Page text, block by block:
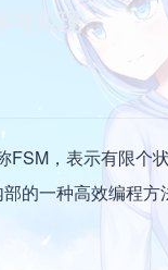
与实现
FSM，表示有限
的一种高效编程